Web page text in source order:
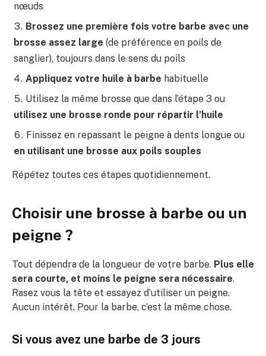
nœuds
Brossez une première fois votre barbe avec une
brosse assez large (de préférence en poils de
sanglier), toujours dans le sens du poils
Appliquez votre huile à barbe habituelle
Utilisez la même brosse que dans l’étape 3 ou
utilisez une brosse ronde pour répartir l’huile
Finissez en repassant le peigne à dents longue ou
en utilisant une brosse aux poils souples
Répétez toutes ces étapes quotidiennement.
Choisir une brosse à barbe ou un
peigne ?
Tout dépendra de la longueur de votre barbe. Plus elle
sera courte, et moins le peigne sera nécessaire.
Rasez vous la tête et essayez d’utiliser un peigne.
Aucun intérêt. Pour la barbe, c’est la même chose.
Si vous avez une barbe de 3 jours